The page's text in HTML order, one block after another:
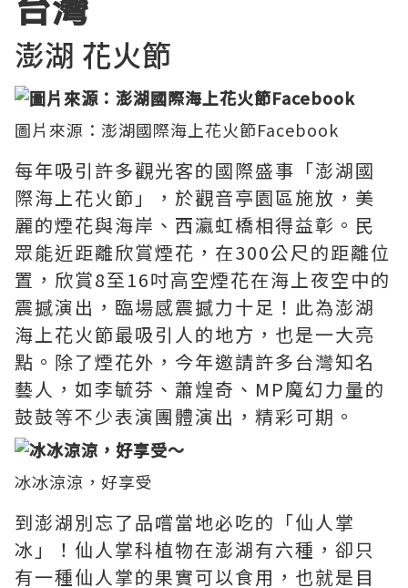
澎湖 花火節
圖片來源：澎湖國際海上花火節Facebook
每年吸引許多觀光客的國際盛事「澎湖國
際海上花火節」，於觀音亭園區施放，美
麗的煙花與海岸、西瀛虹橋相得益彰。民
眾能近距離欣賞煙花，在300公尺的距離位
置，欣賞8至16吋高空煙花在海上夜空中的
震撼演出，臨場感震撼力十足！此為澎湖
海上花火節最吸引人的地方，也是一大亮
點。除了煙花外，今年邀請許多台灣知名
藝人，如李毓芬、蕭煌奇、MP魔幻力量的
鼓鼓等不少表演團體演出，精彩可期。
冰冰涼涼，好享受
到澎湖別忘了品嚐當地必吃的「仙人掌
冰」！仙人掌科植物在澎湖有六種，卻只
有一種仙人掌的果實可以食用，也就是目